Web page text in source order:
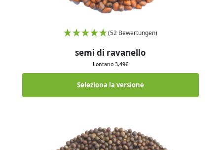
(52 Bewertungen)
semi di ravanello
Lontano 3,49€
Seleziona la versione